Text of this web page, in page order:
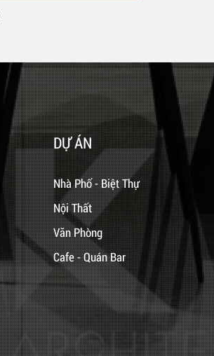
DỰ ÁN
Nhà Phố - Biệt Thự
Nội Thất
Văn Phòng
Cafe - Quán Bar